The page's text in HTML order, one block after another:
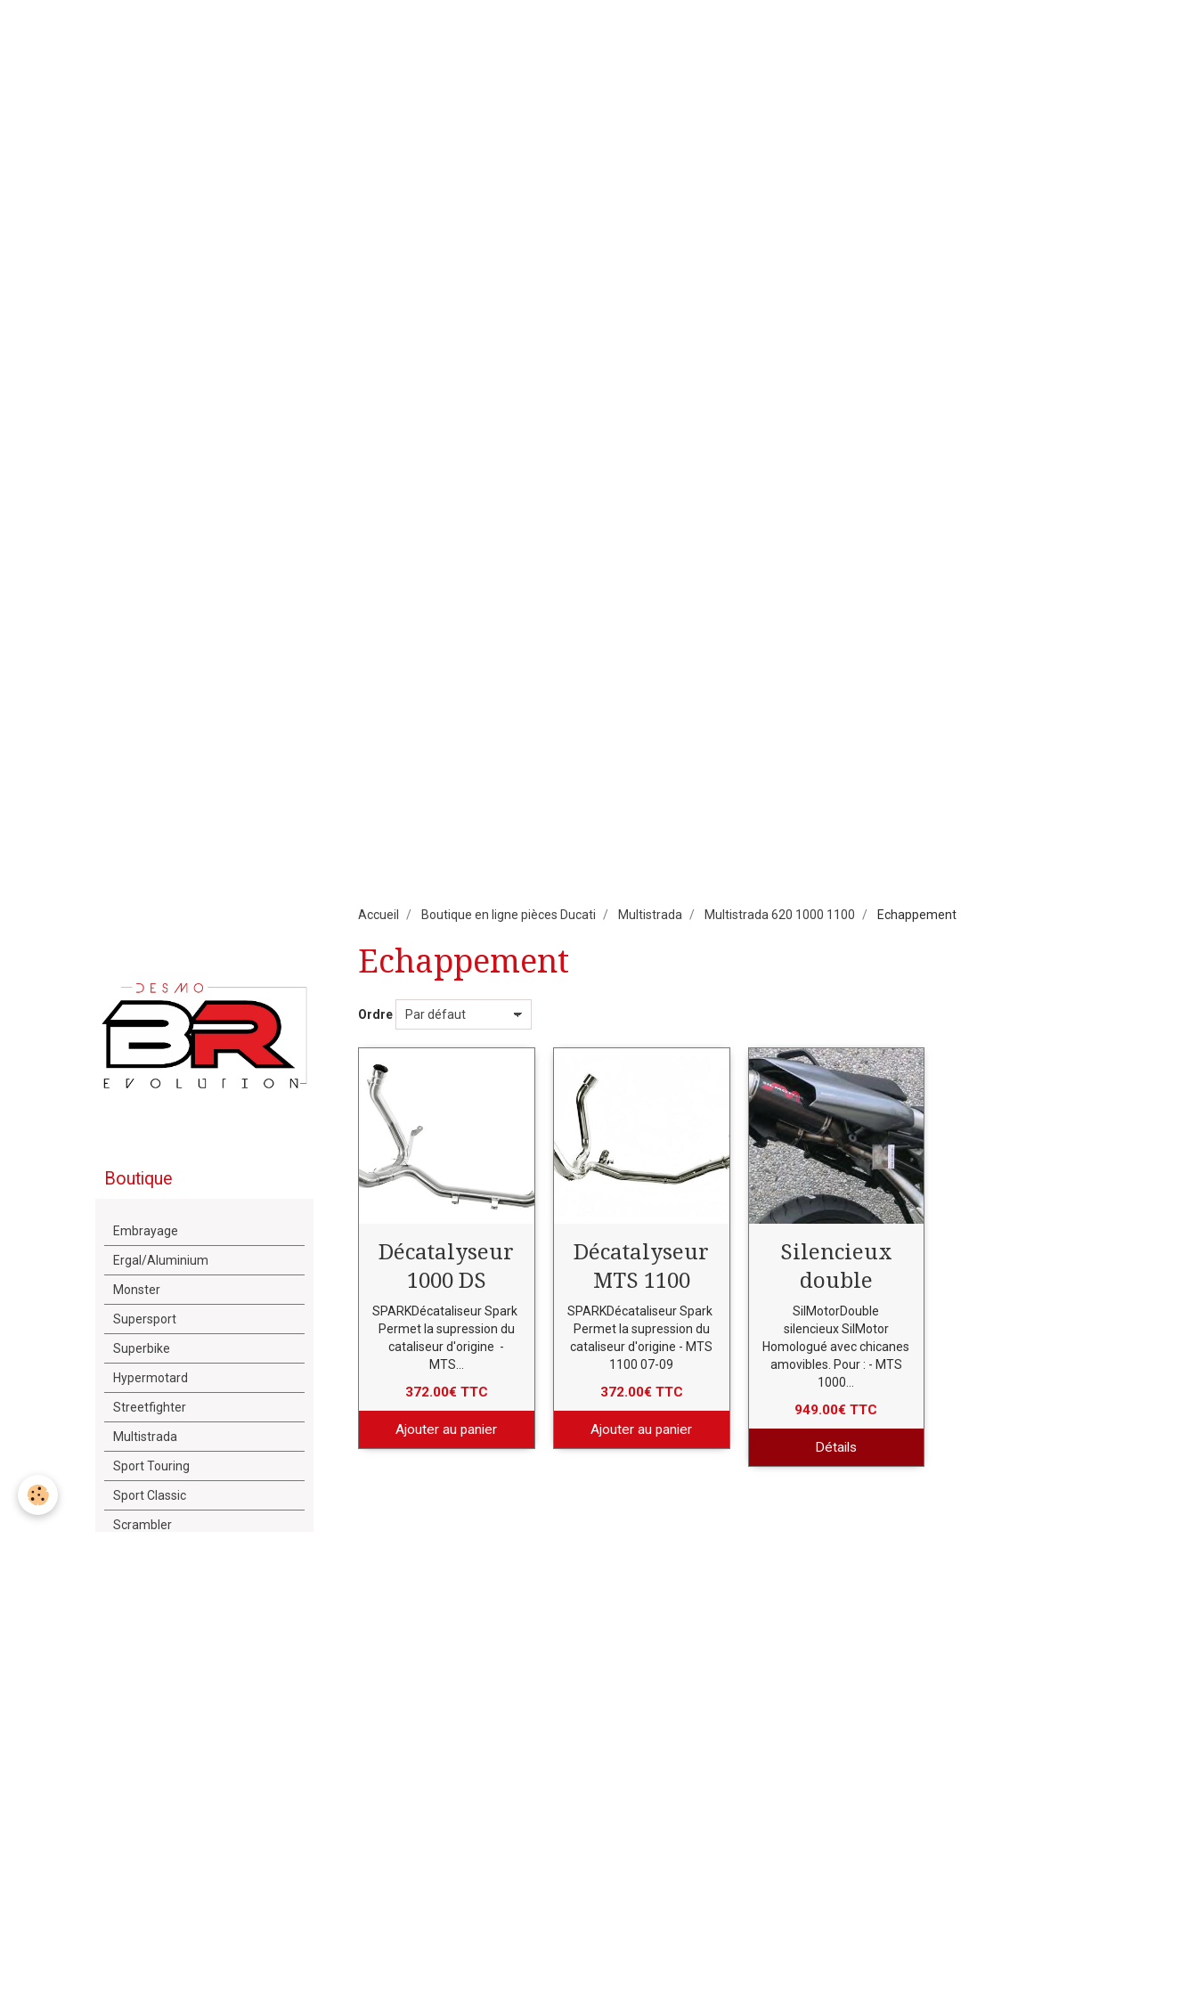
Accueil Boutique en ligne pièces Ducati Multistrada Multistrada 620 1000 1100 Echappement
Echappement
Ordre
Décatalyseur
1000 DS
SPARKDécataliseur Spark
Permet la supression du
cataliseur d'origine -
MTS...
372.00€ TTC
Ajouter au panier
Décatalyseur
MTS 1100
SPARKDécataliseur Spark
Permet la supression du
cataliseur d'origine - MTS
1100 07-09
372.00€ TTC
Ajouter au panier
Silencieux
double
SilMotorDouble
silencieux SilMotor
Homologué avec chicanes
amovibles. Pour : - MTS
1000...
949.00€ TTC
Détails
Boutique
Embrayage
Ergal/Aluminium
Monster
Supersport
Superbike
Hypermotard
Streetfighter
Multistrada
Sport Touring
Sport Classic
Scrambler